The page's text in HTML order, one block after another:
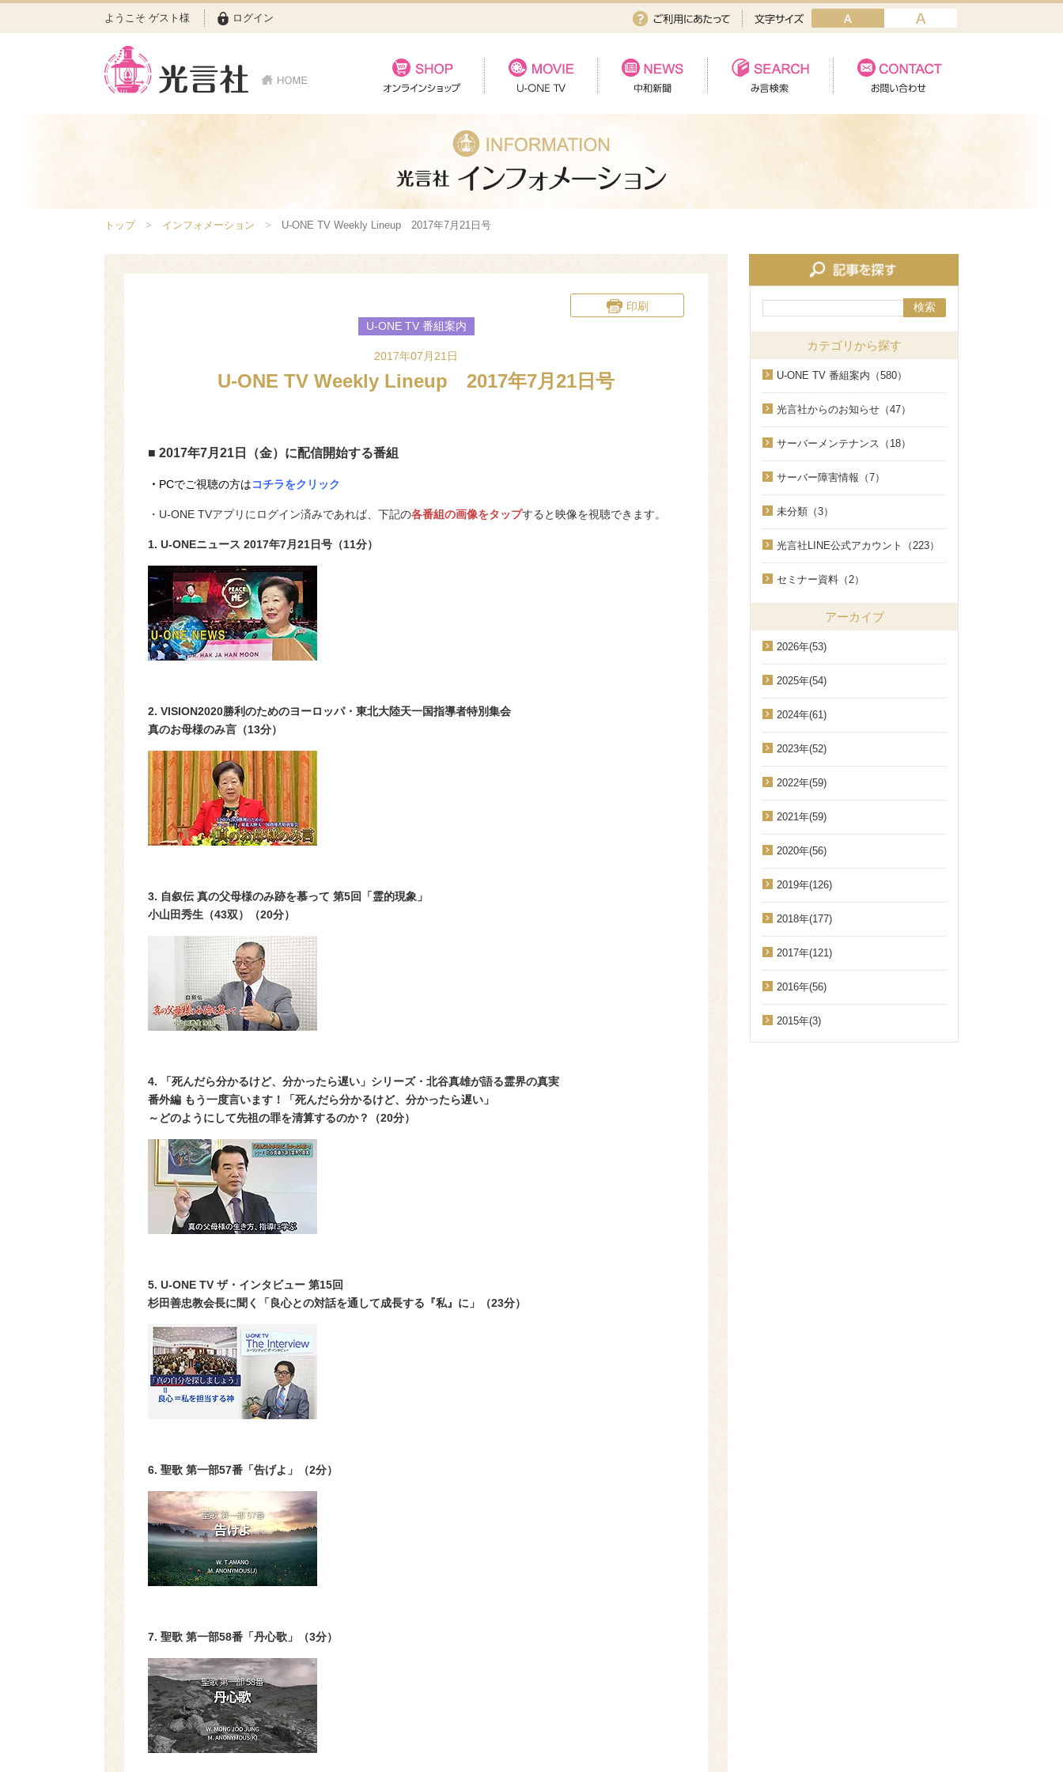
ようこそ ゲスト様 ログイン
トップ インフォメーション U-ONE TV Weekly Lineup 2017年7月21日号
印刷
U-ONE TV 番組案内
2017年07月21日
U-ONE TV Weekly Lineup 2017年7月21日号
■ 2017年7月21日（金）に配信開始する番組
・ PCでご視聴の方はコチラをクリック
・U-ONE TVアプリに ログイン済みであれば、下記の各番組の画像をタップすると映像を視聴できます。
1. U-ONEニュース 2017年7月 21日号（11分）
2. VISION2020勝利のためのヨーロッパ・東北大陸天一国指導者特別集会
真のお母様のみ言（13分）
3. 自叙伝 真の父母様のみ跡を慕って 第5回「霊的現象」
小山田秀生（43双）（20分）
4. 「死んだら分かるけど、分かったら遅い」シリーズ・北谷真雄が語る霊界の真実
番外編 もう一度言います！「死んだら分かるけど、分かったら遅い」
～どのようにして先祖の罪を清算するのか？（20分）
5. U-ONE TV ザ・インタビュー 第15回
杉田善忠教会長に聞く「良心との対話を通して成長する『私』に」（23分）
6. 聖歌 第一部57番「告げよ」（2分）
7. 聖歌 第一部58番「丹心歌」（3分）
検索
カテゴリから探す
U-ONE TV 番組案内（580）
光言社からのお知らせ（47）
サーバーメンテナンス（18）
サーバー障害情報（7）
未分類（3）
光言社LINE公式アカウント（223）
セミナー資料（2）
アーカイブ
2026年(53)
2025年(54)
2024年(61)
2023年(52)
2022年(59)
2021年(59)
2020年(56)
2019年(126)
2018年(177)
2017年(121)
2016年(56)
2015年(3)